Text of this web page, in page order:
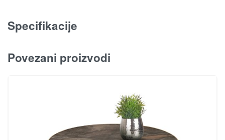
Specifikacije
Povezani proizvodi